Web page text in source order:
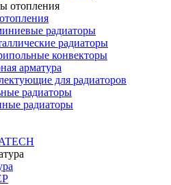
радиаторы
радиаторы
конвекторы
арматура
для радиаторов
радиаторы
радиаторы